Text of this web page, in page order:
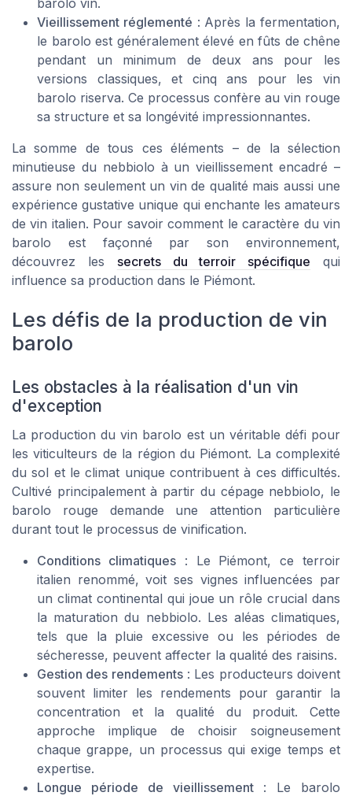
barolo vin.
Vieillissement réglementé : Après la fermentation,
le barolo est généralement élevé en fûts de chêne
pendant un minimum de deux ans pour les
versions classiques, et cinq ans pour les vin
barolo riserva. Ce processus confère au vin rouge
sa structure et sa longévité impressionnantes.
La somme de tous ces éléments – de la sélection
minutieuse du nebbiolo à un vieillissement encadré –
assure non seulement un vin de qualité mais aussi une
expérience gustative unique qui enchante les amateurs
de vin italien. Pour savoir comment le caractère du vin
barolo est façonné par son environnement,
découvrez les secrets du terroir spécifique qui
influence sa production dans le Piémont.
Les défis de la production de vin
barolo
Les obstacles à la réalisation d'un vin
d'exception
La production du vin barolo est un véritable défi pour
les viticulteurs de la région du Piémont. La complexité
du sol et le climat unique contribuent à ces difficultés.
Cultivé principalement à partir du cépage nebbiolo, le
barolo rouge demande une attention particulière
durant tout le processus de vinification.
Conditions climatiques: Le Piémont, ce terroir
italien renommé, voit ses vignes influencées par
un climat continental qui joue un rôle crucial dans
la maturation du nebbiolo. Les aléas climatiques,
tels que la pluie excessive ou les périodes de
sécheresse, peuvent affecter la qualité des raisins.
Gestion des rendements: Les producteurs doivent
souvent limiter les rendements pour garantir la
concentration et la qualité du produit. Cette
approche implique de choisir soigneusement
chaque grappe, un processus qui exige temps et
expertise.
Longue période de vieillissement: Le barolo